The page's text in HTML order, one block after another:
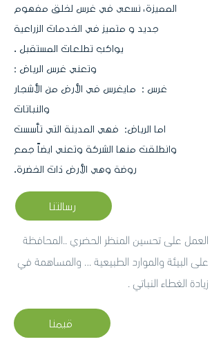
المميزة، نسعى في غرس لخلق مفهوم
جديد و متميز في الخدمات الزراعية
يواكب تطلعات المستقبل .
وتعني غرس الرياض :
غرس : مايغرس في الأرض من الأشجار
والنباتات
اما الرياض: فهي المدينة التي تأسست
وانطلقت منها الشركة وتعني ايضاً جمع
روضة وهي الأرض ذات الخضرة.
رسالتنا
العمل على تحسين المنظر الحضري ..المحافظة
على البيئة والموارد الطبيعية … والمساهمة في
زيادة الغطاء النباتي .
قيمنا